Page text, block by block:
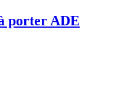
porter ADE